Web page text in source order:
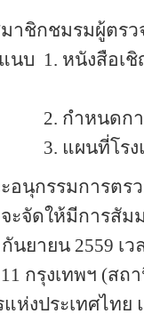
าชิกชมรมผู้ตรว
นบ 1. หนังสือเ
หนดการจั
นที่โรงแ
อนุกรรมการตร
ะจัดให้มีการสัมม
นยายน 2559 เ
กรุงเทพฯ (สถ
ห่งประเทศไท